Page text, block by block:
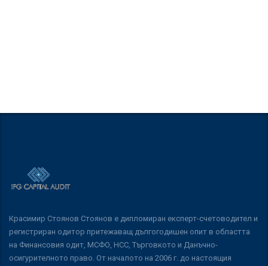
Красимир Стоянов Стоянов е дипломиран експерт-счетоводител и
регистриран одитор притежаващ дългогодишен опит в областта
на Финансовия одит, МСФО, НСС, Търговкото и Данъчно-
осигурителното право. От началото на 2006 г. до настоящия